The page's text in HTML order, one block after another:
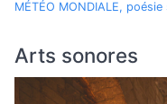
MÉTÉO MONDIALE,
Arts sonores